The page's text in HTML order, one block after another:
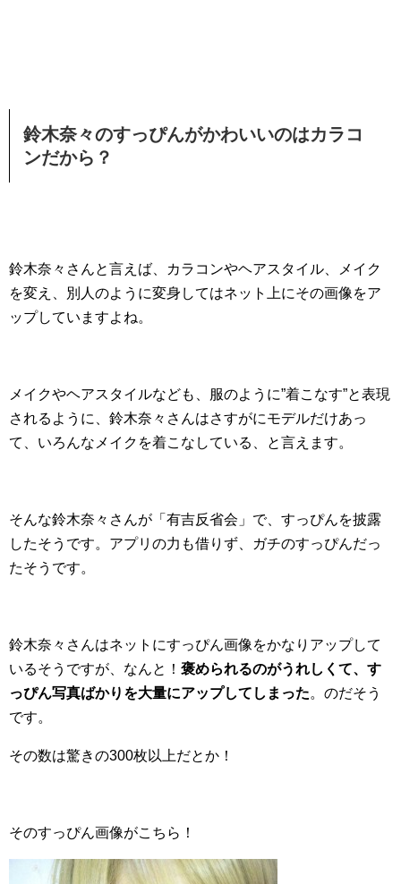
鈴木奈々のすっぴんがかわいいのはカラコ
ンだから？
鈴木奈々さんと言えば、カラコンやヘアスタイル、メイク
を変え、別人のように変身してはネット上にその画像をア
ップしていますよね。
メイクやヘアスタイルなども、服のように”着こなす”と表現
されるように、鈴木奈々さんはさすがにモデルだけあっ
て、いろんなメイクを着こなしている、と言えます。
そんな鈴木奈々さんが「有吉反省会」で、すっぴんを披露
したそうです。アプリの力も借りず、ガチのすっぴんだっ
たそうです。
鈴木奈々さんはネットにすっぴん画像をかなりアップして
いるそうですが、なんと！ 褒められるのがうれしくて、す
っぴん写真ばかりを大量にアップしてしまった。のだそう
です。
その数は驚きの300枚以上だとか！
そのすっぴん画像がこちら！